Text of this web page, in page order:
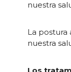
nuestra
La postura
nuestra